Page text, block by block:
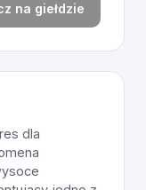
na giełdzie
dla